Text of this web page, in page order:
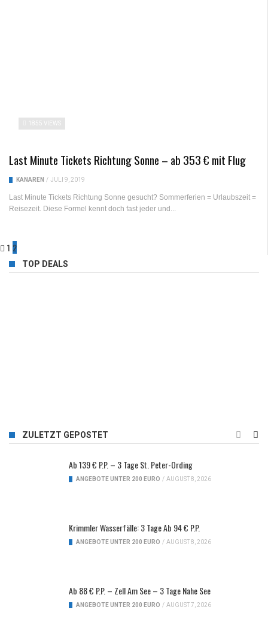
1855 VIEWS
Last Minute Tickets Richtung Sonne – ab 353 € mit Flug
KANAREN / JULI 9, 2019
Last Minute Tickets Richtung Sonne gesucht? Sommerferien = Urlaubszeit =
Reisezeit. Diese Formel kennt doch fast jeder und...
1 2
TOP DEALS
ZULETZT GEPOSTET
Ab 139 € P.P. – 3 Tage St. Peter-Ording
ANGEBOTE UNTER 200 EURO / AUGUST 8, 2026
Krimmler Wasserfälle: 3 Tage Ab 94 € P.P.
ANGEBOTE UNTER 200 EURO / AUGUST 8, 2026
Ab 88 € P.P. – Zell Am See – 3 Tage Nahe See
ANGEBOTE UNTER 200 EURO / AUGUST 7, 2026